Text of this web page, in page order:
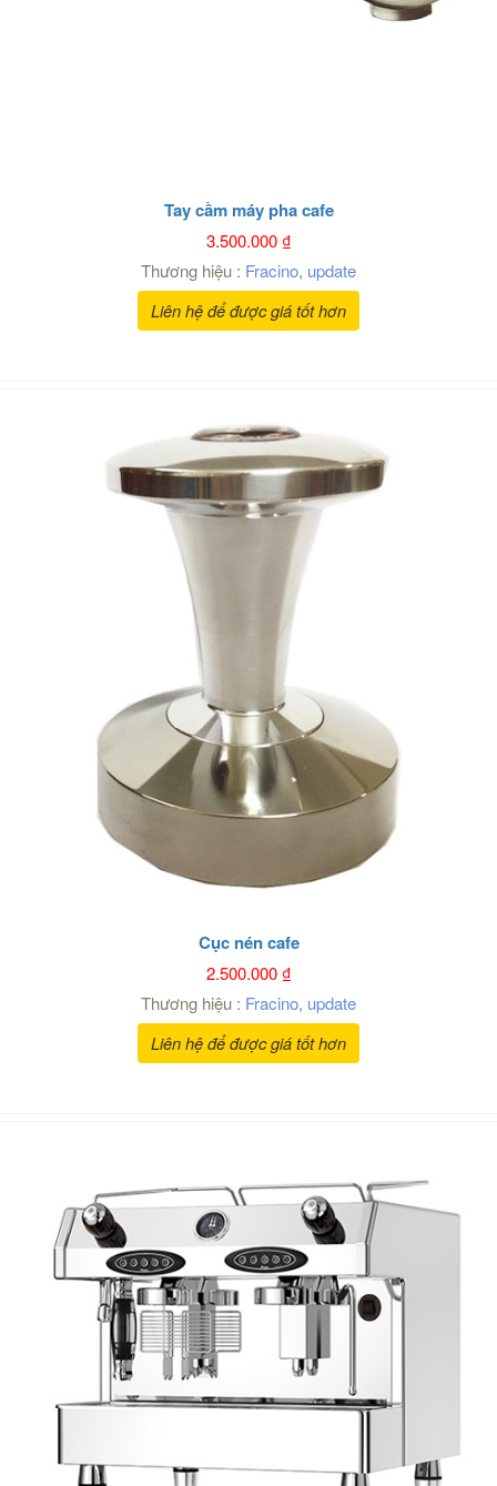
Tay cầm máy pha cafe
3.500.000₫
Thương hiệu : Fracino, update
Liên hệ để được giá tốt hơn
Cục nén cafe
2.500.000₫
Thương hiệu : Fracino, update
Liên hệ để được giá tốt hơn